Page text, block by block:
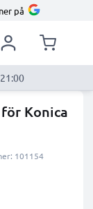
på
Konica
101154